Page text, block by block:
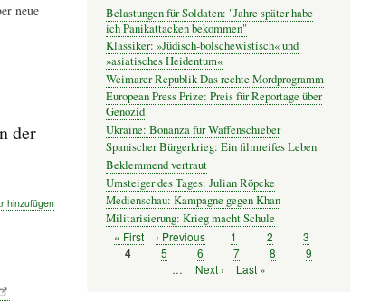
neue
der
hinzufügen
Belastungen für Soldaten: "Jahre später habe
ich Panikattacken bekommen"
Klassiker: »Jüdisch-bolschewistisch« und
»asiatisches Heidentum«
Weimarer Republik Das rechte Mordprogramm
European Press Prize: Preis für Reportage über
Genozid
Ukraine: Bonanza für Waffenschieber
Spanischer Bürgerkrieg: Ein filmreifes Leben
Beklemmend vertraut
Umsteiger des Tages: Julian Röpcke
Medienschau: Kampagne gegen Khan
Militarisierung: Krieg macht Schule
Seitennummerierung
Erste
Seite
« First
Vorherige
Seite
‹ Previous Seite
1 Seite
2 Seite
3
Seite
4 Seite
5 Seite
6 Seite
7 Seite
8 Seite
9
…
Nächste
Next ›
Letzte
Last »